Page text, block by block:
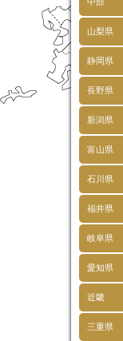
山梨県
静岡県
長野県
新潟県
富山県
石川県
福井県
岐阜県
愛知県
近畿
三重県